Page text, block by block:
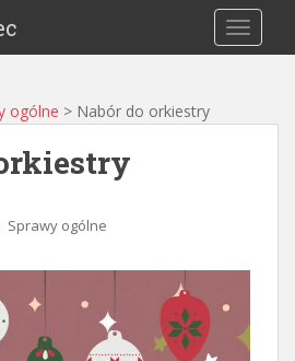
ogólne > Nabór do orkiestry
Sprawy ogólne